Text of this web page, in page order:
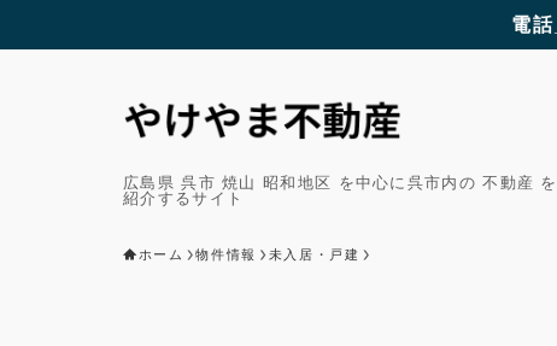
電
広島県 呉市 焼山 昭和地区 を中心に呉市内の 不動産 を
紹介するサイト
ホーム 物件情報 未入居・戸建